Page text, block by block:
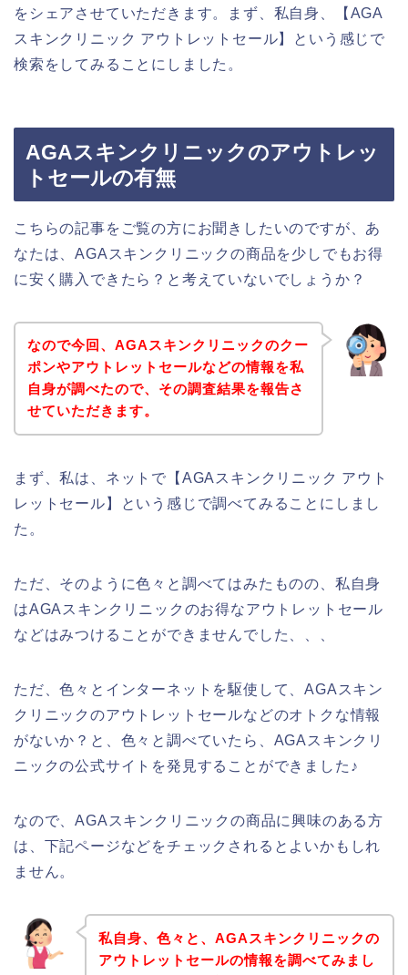
をシェアさせていただきます。まず、私自身、【AGA
スキンクリニック アウトレットセール】という感じで
検索をしてみることにしました。
AGAスキンクリニックのアウトレッ
トセールの有無
こちらの記事をご覧の方にお聞きしたいのですが、あ
なたは、AGAスキンクリニックの商品を少しでもお得
に安く購入できたら？と考えていないでしょうか？
なので今回、AGAスキンクリニックのクー
ポンやアウトレットセールなどの情報を私
自身が調べたので、その調査結果を報告さ
せていただきます。
まず、私は、ネットで【AGAスキンクリニック アウト
レットセール】という感じで調べてみることにしまし
た。
ただ、そのように色々と調べてはみたものの、私自身
はAGAスキンクリニックのお得なアウトレットセール
などはみつけることができませんでした、、、
ただ、色々とインターネットを駆使して、AGAスキン
クリニックのアウトレットセールなどのオトクな情報
がないか？と、色々と調べていたら、AGAスキンクリ
ニックの公式サイトを発見することができました♪
なので、AGAスキンクリニックの商品に興味のある方
は、下記ページなどをチェックされるとよいかもしれ
ません。
私自身、色々と、AGAスキンクリニックの
アウトレットセールの情報を調べてみまし